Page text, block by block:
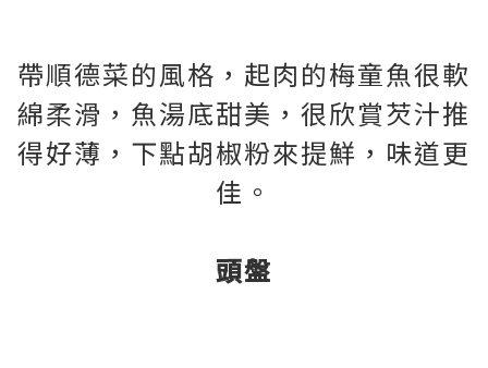
帶順德菜的風格，起肉的梅童魚很軟
綿柔滑，魚湯底甜美，很欣賞芡汁推
得好薄，下點胡椒粉來提鮮，味道更
佳。
頭盤